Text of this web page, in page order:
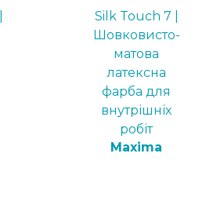
Silk Touch 7 |
Шовковисто-
матова
латексна
фарба для
внутрішніх
робіт
Maxima